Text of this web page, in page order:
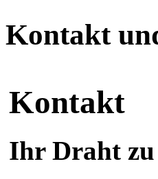
Kontakt
Kontakt
Ihr Draht zu